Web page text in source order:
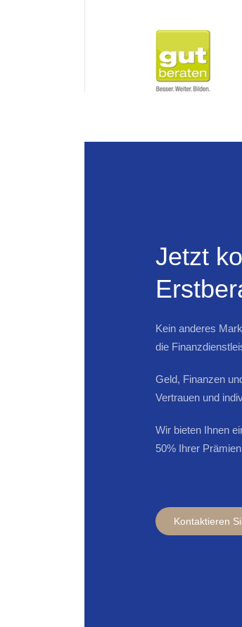
Jetzt
Kein anderes
die
Geld, Finanzen
Vertrauen und
Wir bieten Ihnen
50% Ihrer
Kontaktieren